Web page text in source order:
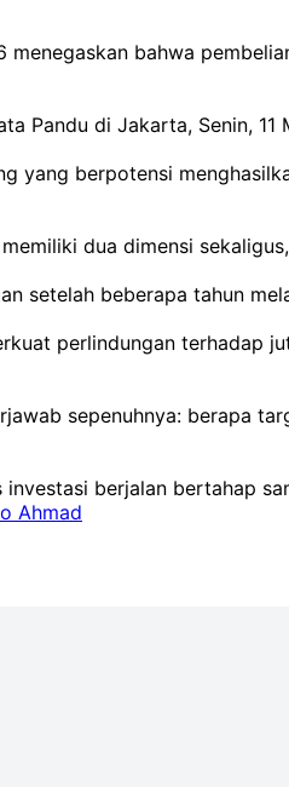
bahwa
Pandu di Jakarta, Senin, 11
yang berpotensi
dua dimensi
setelah beberapa tahun
perlindungan terhadap
sepenuhnya: berapa
berjalan bertahap
Ahmad